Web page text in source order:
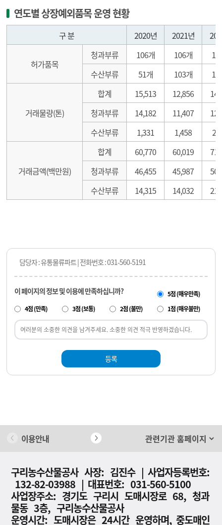
연도별 상장예외품목 운영 현황
구 분 2020년 2021년
허가품목
청과부류 106개 106개
수산부류
51개 103개
거래물량(톤)
합계 15,513 12,856
청과부류
14,182 11,407
수산부류
1,331 1,458
거래금액(백만원)
합계 60,770 60,019
청과부류
46,455 45,987
수산부류
14,315 14,032
담당자 : 유통물류파트 | 전화번호 : 031-560-5191
이 페이지의 정보 및 이용에 만족하십니까?
5점 (매우만족)
4점 (만족)
3점 (보통) 2점 (불만) 1점 (매우불만)
등록
이용안내 개인정보 처리방침
구리농수산물공사 사장: 김진수 | 사업자등록번호:
132-82-03988 | 대표번호: 031-560-5100
사업장주소: 경기도 구리시 도매시장로 68, 청과
물동 3층, 구리농수산물공사
운영시간: 도매시장은 24시간 운영하며, 중도매인